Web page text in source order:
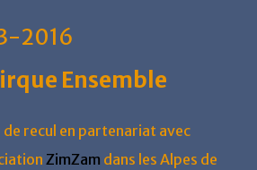
2016
Ensemble
de recul en partenariat avec
ZimZam dans les Alpes de